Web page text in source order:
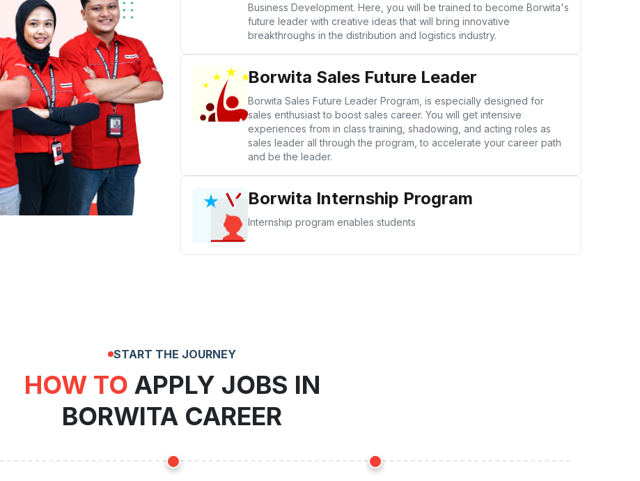
Business Development. Here, you will be trained to become Borwita's
future leader with creative ideas that will bring innovative
breakthroughs in the distribution and logistics industry.
Borwita Sales Future Leader
Borwita Sales Future Leader Program, is especially designed for
sales enthusiast to boost sales career. You will get intensive
experiences from in class training, shadowing, and acting roles as
sales leader all through the program, to accelerate your career path
and be the leader.
Borwita Internship Program
Internship program enables students
START THE JOURNEY
HOW TO APPLY JOBS IN
BORWITA CAREER